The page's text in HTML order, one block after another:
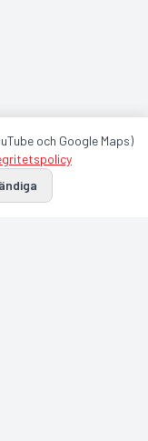
och Google Maps)